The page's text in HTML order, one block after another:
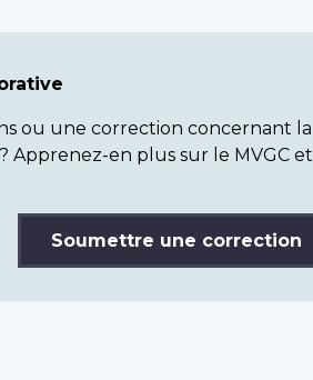
ou une correction concernant la
Apprenez-en plus sur le MVGC et
Soumettre une correction